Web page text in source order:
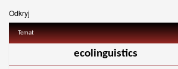
Odkryj
Temat
ecolinguistics